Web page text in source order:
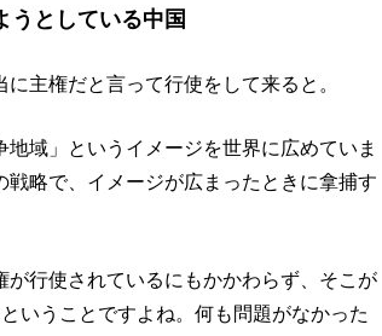
うとしている中国
主権だと言って行使をして来ると。
域」というイメージを世界に広めていま
略で、イメージが広まったときに拿捕す
行使されているにもかかわらず、そこが
いうことですよね。何も問題がなかった